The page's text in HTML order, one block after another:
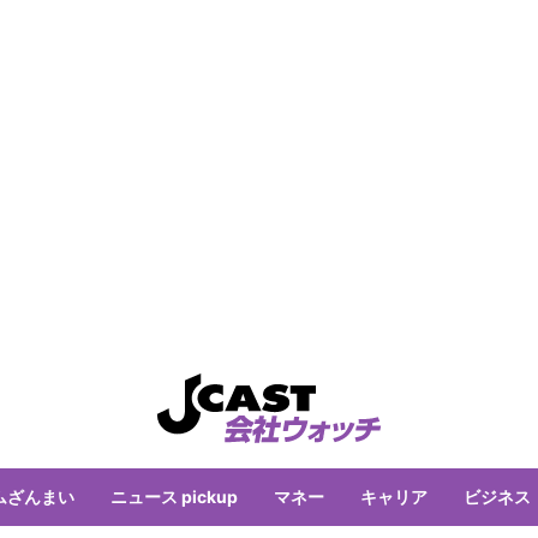
ざんまい ニュース pickup マネー キャリア ビジネス